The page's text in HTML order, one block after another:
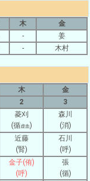
木
金
-
姜
- 木村
木
金
2 3
菱刈
(循虚血)
森川
(消)
近藤
(腎)
石川
(呼)
金子(侑)
(呼)
張
(循)